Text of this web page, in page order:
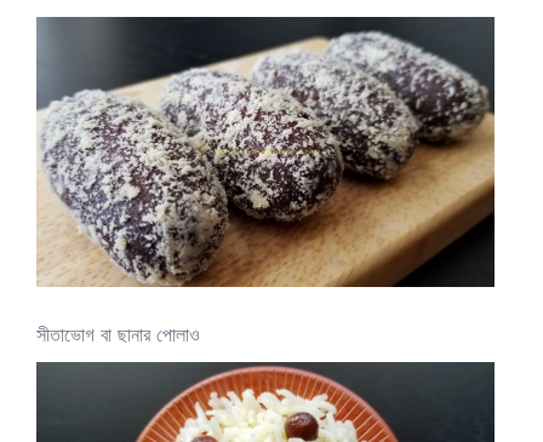
সীতাভোগ বা ছানার পোলাও